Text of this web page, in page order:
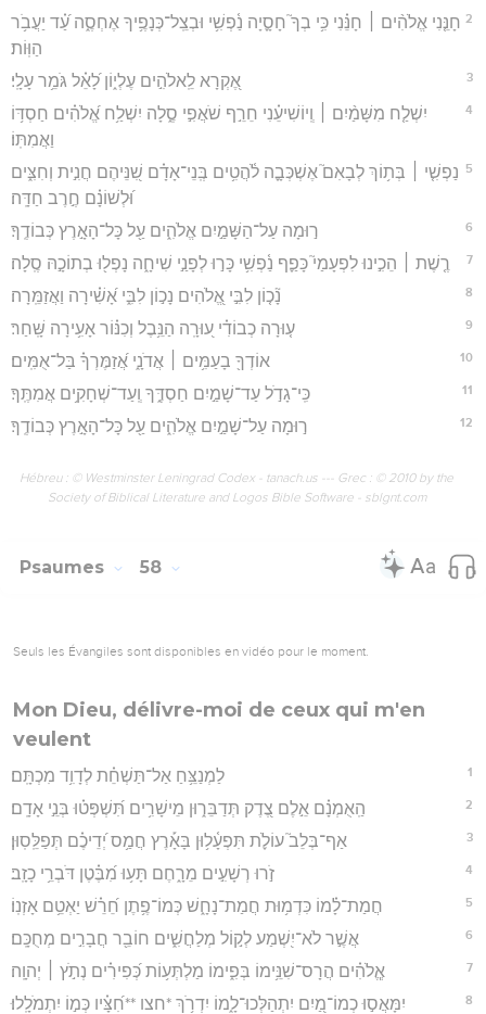
2 חָנֵּ֤נִי אֱלֹהִ֨ים ׀ חָנֵּ֗נִי כִּ֥י בְךָ֮ חָסָ֪יָה נַ֫פְשִׁ֥י וּבְצֵֽל־כְּנָפֶ֥יךָ אֶחְסֶ֑ה עַ֝֗ד יַעֲבֹ֥ר
הַוּֽוֹת׃
3 אֶ֭קְרָא לֵֽאלֹהִ֣ים עֶלְי֑וֹן לָ֝אֵ֗ל גֹּמֵ֥ר עָלָֽי׃
4
יִשְׁלַ֤ח מִשָּׁמַ֨יִם ׀ וְֽיוֹשִׁיעֵ֗נִי חֵרֵ֣ף שֹׁאֲפִ֣י סֶ֑לָה יִשְׁלַ֥ח אֱ֝לֹהִ֗ים חַסְדּ֥וֹ
וַאֲמִתּֽוֹ׃
5
נַפְשִׁ֤י ׀ בְּת֥וֹךְ לְבָאִם֮ אֶשְׁכְּבָ֪ה לֹ֫הֲטִ֥ים בְּֽנֵי־אָדָ֗ם שִׁ֭נֵּיהֶם חֲנִ֣ית וְחִצִּ֑ים
וּ֝לְשׁוֹנָ֗ם חֶ֣רֶב חַדָּֽה׃
6 ר֣וּמָה עַל־הַשָּׁמַ֣יִם אֱלֹהִ֑ים עַ֖ל כָּל־הָאָ֣רֶץ כְּבוֹדֶֽךָ׃
7 רֶ֤שֶׁת ׀ הֵכִ֣ינוּ לִפְעָמַי֮ כָּפַ֪ף נַ֫פְשִׁ֥י כָּר֣וּ לְפָנַ֣י שִׁיחָ֑ה נָפְל֖וּ בְתוֹכָ֣הּ סֶֽלָה׃
8 נָ֘כ֤וֹן לִבִּ֣י אֱ֭לֹהִים נָכ֣וֹן לִבִּ֑י אָ֝שִׁ֗ירָה וַאֲזַמֵּֽרָה׃
9 ע֤וּרָה כְבוֹדִ֗י ע֭וּרָֽה הַנֵּ֥בֶל וְכִנּ֗וֹר אָעִ֥ירָה שָּֽׁחַר׃
10 אוֹדְךָ֖ בָעַמִּ֥ים ׀ אֲדֹנָ֑י אֲ֝זַמֶּרְךָ֗ בַּל־אֻמִּֽים׃
11 כִּֽי־גָדֹ֣ל עַד־שָׁמַ֣יִם חַסְדֶּ֑ךָ וְֽעַד־שְׁחָקִ֥ים אֲמִתֶּֽךָ׃
12 ר֣וּמָה עַל־שָׁמַ֣יִם אֱלֹהִ֑ים עַ֖ל כָּל־הָאָ֣רֶץ כְּבוֹדֶֽךָ׃
Hébreu : © Westminster Leningrad Codex - tanach.us --- Grec : © 2010 by the
Society of Biblical Literature and Logos Bible Software - sblgnt.com
Psaumes 58
Seuls les Évangiles sont disponibles en vidéo pour le moment.
Mon Dieu, délivre-moi de ceux qui m'en
veulent
1 לַמְנַצֵּ֥חַ אַל־תַּשְׁחֵ֗ת לְדָוִ֥ד מִכְתָּֽם׃
2 הַֽאֻמְנָ֗ם אֵ֣לֶם צֶ֭דֶק תְּדַבֵּר֑וּן מֵישָׁרִ֥ים תִּ֝שְׁפְּט֗וּ בְּנֵ֣י אָדָֽם׃
3 אַף־בְּלֵב֮ עוֹלֹ֪ת תִּפְעָ֫ל֥וּן בָּאָ֡רֶץ חֲמַ֥ס יְ֝דֵיכֶ֗ם תְּפַלֵּֽסֽוּן׃
4 זֹ֣רוּ רְשָׁעִ֣ים מֵרָ֑חֶם תָּע֥וּ מִ֝בֶּ֗טֶן דֹּבְרֵ֥י כָזָֽב׃
5 חֲמַת־לָ֗מוֹ כִּדְמ֥וּת חֲמַת־נָחָ֑שׁ כְּמוֹ־פֶ֥תֶן חֵ֝רֵ֗שׁ יַאְטֵ֥ם אָזְנֽוֹ׃
6 אֲשֶׁ֣ר לֹא־יִ֭שְׁמַע לְק֣וֹל מְלַחֲשִׁ֑ים חוֹבֵ֖ר חֲבָרִ֣ים מְחֻכָּֽם׃
7 אֱ‍ֽלֹהִ֗ים הֲרָס־שִׁנֵּ֥ימוֹ בְּפִ֑ימוֹ מַלְתְּע֥וֹת כְּ֝פִירִ֗ים נְתֹ֣ץ ׀ יְהוָֽה׃
8 יִמָּאֲס֣וּ כְמוֹ־מַ֭יִם יִתְהַלְּכוּ־לָ֑מוֹ יִדְרֹ֥ךְ *חצו **חִ֝צָּ֗יו כְּמ֣וֹ יִתְמֹלָֽלוּ׃